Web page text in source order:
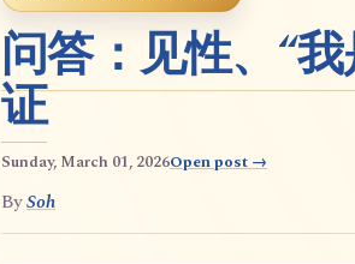
问答：见性、“
证
Sunday, March 01, 2026Open post →
BySoh